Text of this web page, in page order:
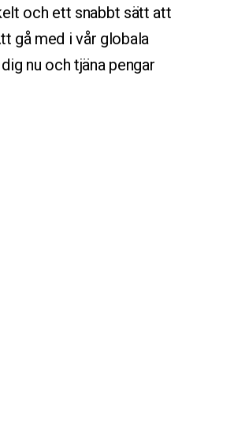
och ett snabbt sätt att
gå med i vår globala
nu och tjäna pengar